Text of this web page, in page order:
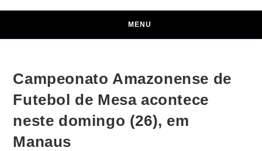
MENU
Campeonato Amazonense de
Futebol de Mesa acontece
neste domingo (26), em
Manaus